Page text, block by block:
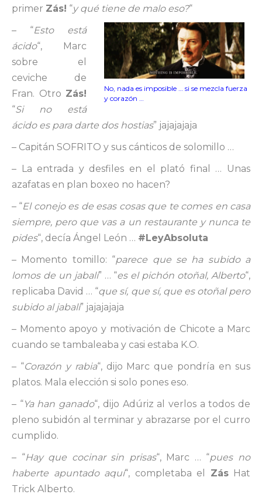
primer Zás! “y qué tiene de malo eso?“
No, nada es imposible … si se mezcla fuerza
y corazón …
– “Esto está
ácido“, Marc
sobre el
ceviche de
Fran. Otro Zás!
“Si no está
ácido es para darte dos hostias” jajajajaja
– Capitán SOFRITO y sus cánticos de solomillo …
– La entrada y desfiles en el plató final … Unas
azafatas en plan boxeo no hacen?
– “El conejo es de esas cosas que te comes en casa
siempre, pero que vas a un restaurante y nunca te
pides“, decía Ángel León … #LeyAbsoluta
– Momento tomillo: “parece que se ha subido a
lomos de un jabalí” … “es el pichón otoñal, Alberto“,
replicaba David … “que sí, que sí, que es otoñal pero
subido al jabalí” jajajajaja
– Momento apoyo y motivación de Chicote a Marc
cuando se tambaleaba y casi estaba K.O.
– “Corazón y rabia“, dijo Marc que pondría en sus
platos. Mala elección si solo pones eso.
– “Ya han ganado“, dijo Adúriz al verlos a todos de
pleno subidón al terminar y abrazarse por el curro
cumplido.
– “Hay que cocinar sin prisas“, Marc … “pues no
haberte apuntado aquí“, completaba el ZásHat
Trick Alberto.